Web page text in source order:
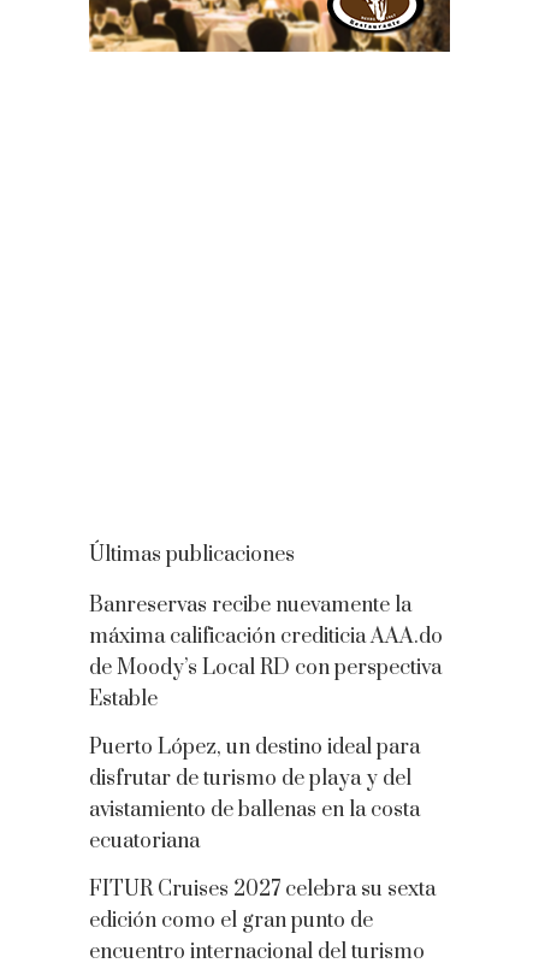
Últimas publicaciones
Banreservas recibe nuevamente la
máxima calificación crediticia AAA.do
de Moody’s Local RD con perspectiva
Estable
Puerto López, un destino ideal para
disfrutar de turismo de playa y del
avistamiento de ballenas en la costa
ecuatoriana
FITUR Cruises 2027 celebra su sexta
edición como el gran punto de
encuentro internacional del turismo